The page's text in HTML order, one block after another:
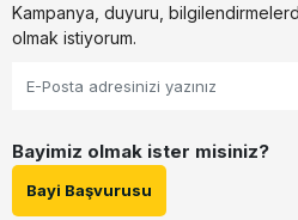
Kampanya, duyuru,
olmak istiyorum.
Bayimiz olmak ister misiniz?
Bayi Başvurusu